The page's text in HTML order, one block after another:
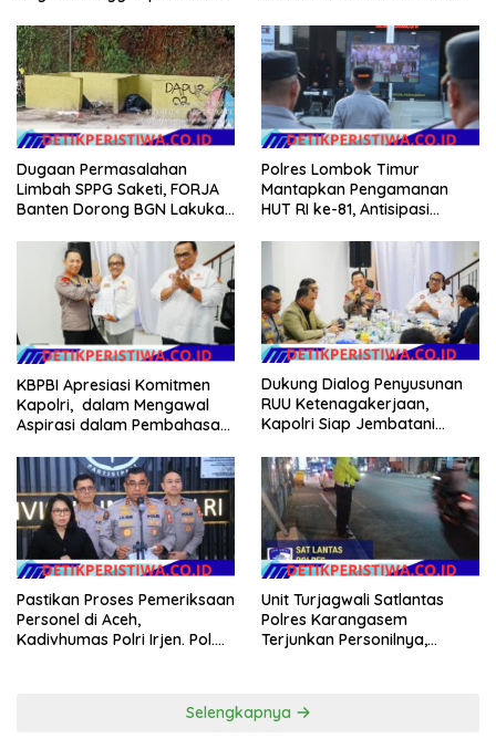
Argomulyo Belitang Jaya
Hilang 3 Bulan Bawa
Anggaran Pembangunan
NTB
Dugaan Permasalahan
Limbah SPPG Saketi, FORJA
Banten Dorong BGN Lakukan
Polres Lombok Timur
Mantapkan Pengamanan
HUT RI ke-81, Antisipasi
Agenda Kapolri
KBPBI Apresiasi Komitmen
Kapolri, dalam Mengawal
Aspirasi dalam Pembahasan
Dukung Dialog Penyusunan
RUU Ketenagakerjaan,
Kapolri Siap Jembatani
Pastikan Proses Pemeriksaan
Personel di Aceh,
Kadivhumas Polri Irjen. Pol.
Unit Turjagwali Satlantas
Polres Karangasem
Terjunkan Personilnya,
Selengkapnya